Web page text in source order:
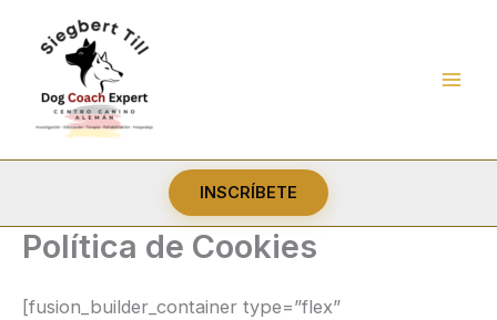
contenido
INSCRÍBETE
Política de Cookies
[fusion_builder_container type=”flex”